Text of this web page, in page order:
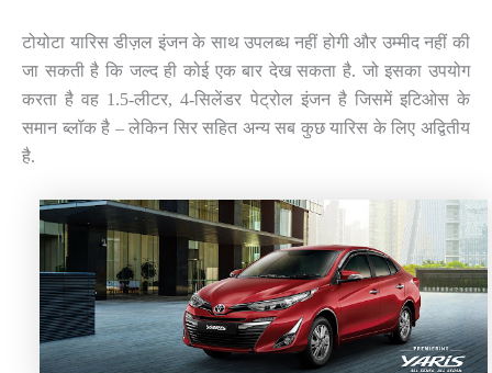
टोयोटा यारिस डीज़ल इंजन के साथ उपलब्ध नहीं होगी और उम्मीद नहीं की
जा सकती है कि जल्द ही कोई एक बार देख सकता है. जो इसका उपयोग
करता है वह 1.5-लीटर, 4-सिलेंडर पेट्रोल इंजन है जिसमें इटिओस के
समान ब्लॉक है –लेकिन सिर सहित अन्य सब कुछ यारिस के लिए अद्वितीय
है.